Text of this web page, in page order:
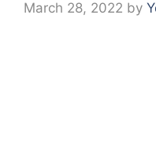
March 28, 2022 by